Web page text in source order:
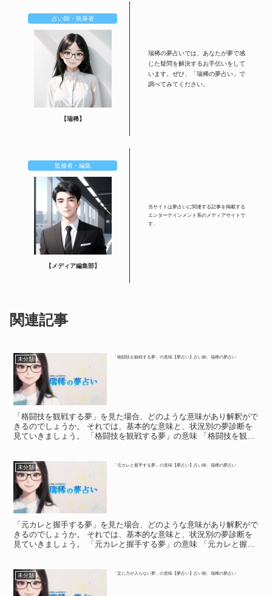
占い師・執筆者
【瑞稀】
瑞稀の夢占いでは、あなたが夢で感
じた疑問を解決するお手伝いをして
います。ぜひ、「瑞稀の夢占い」で
調べてみてください。
監修者・編集
【メディア編集部】
当サイトは夢占いに関連する記事を掲載する
エンターテインメント系のメディアサイトで
す。
関連記事
未分類 「格闘技を観戦する夢」の意味【夢占い】占い師、瑞稀の夢占い
「格闘技を観戦する夢」を見た場合、どのような意味があり解釈がで
きるのでしょうか。 それでは、基本的な意味と、状況別の夢診断を
見ていきましょう。 「格闘技を観戦する夢」の意味 「格闘技を観戦
未分類 「元カレと握手する夢」の意味【夢占い】占い師、瑞稀の夢占い
「元カレと握手する夢」を見た場合、どのような意味があり解釈がで
きるのでしょうか。 それでは、基本的な意味と、状況別の夢診断を
見ていきましょう。 「元カレと握手する夢」の意味 「元カレと握手
未分類 「足に力が入らない夢」の意味【夢占い】占い師、瑞稀の夢占い